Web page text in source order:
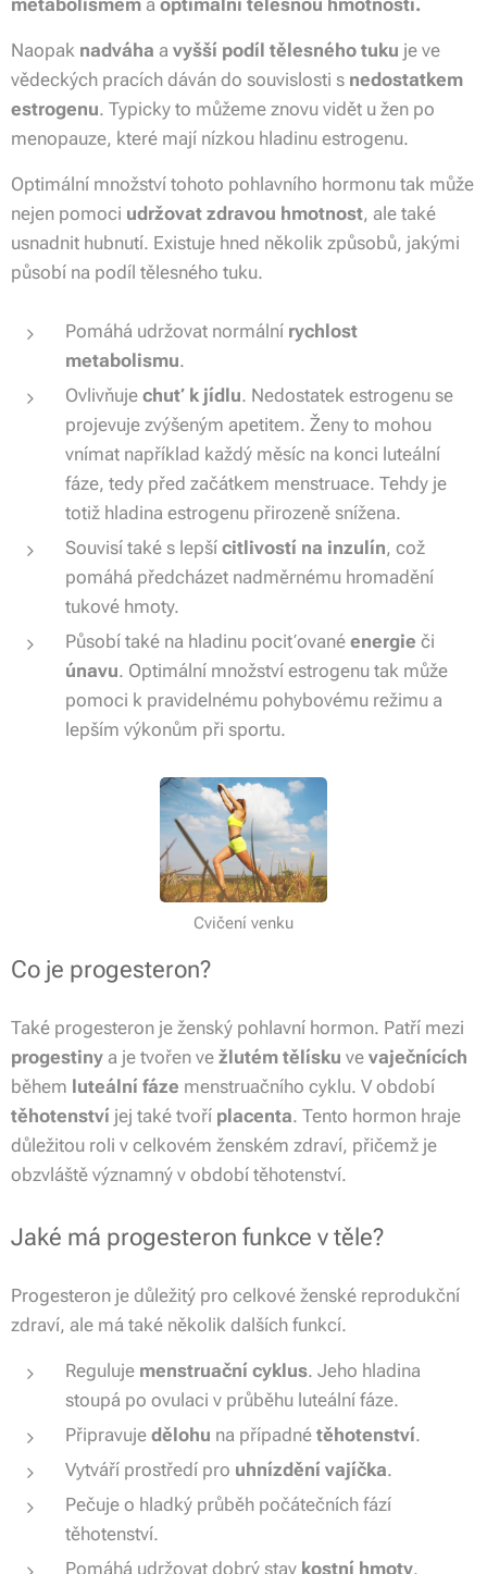
Naopak nadváha a vyšší podíl tělesného tuku je ve
vědeckých pracích dáván do souvislosti s nedostatkem
estrogenu. Typicky to můžeme znovu vidět u žen po
menopauze, které mají nízkou hladinu estrogenu.
Optimální množství tohoto pohlavního hormonu tak může
nejen pomoci udržovat zdravou hmotnost, ale také
usnadnit hubnutí. Existuje hned několik způsobů, jakými
působí na podíl tělesného tuku.
Pomáhá udržovat normální rychlost
metabolismu.
Ovlivňuje chuť k jídlu. Nedostatek estrogenu se
projevuje zvýšeným apetitem. Ženy to mohou
vnímat například každý měsíc na konci luteální
fáze, tedy před začátkem menstruace. Tehdy je
totiž hladina estrogenu přirozeně snížena.
Souvisí také s lepší citlivostí na inzulín, což
pomáhá předcházet nadměrnému hromadění
tukové hmoty.
Působí také na hladinu pociťované energie či
únavu. Optimální množství estrogenu tak může
pomoci k pravidelnému pohybovému režimu a
lepším výkonům při sportu.
Cvičení venku
Co je progesteron?
Také progesteron je ženský pohlavní hormon. Patří mezi
progestiny a je tvořen ve žlutém tělísku ve vaječnících
během luteální fáze menstruačního cyklu. V období
těhotenství jej také tvoří placenta. Tento hormon hraje
důležitou roli v celkovém ženském zdraví, přičemž je
obzvláště významný v období těhotenství.
Jaké má progesteron funkce v těle?
Progesteron je důležitý pro celkové ženské reprodukční
zdraví, ale má také několik dalších funkcí.
Reguluje menstruační cyklus. Jeho hladina
stoupá po ovulaci v průběhu luteální fáze.
Připravuje dělohu na případné těhotenství.
Vytváří prostředí pro uhnízdění vajíčka.
Pečuje o hladký průběh počátečních fází
těhotenství.
Pomáhá udržovat dobrý stav kostní hmoty.